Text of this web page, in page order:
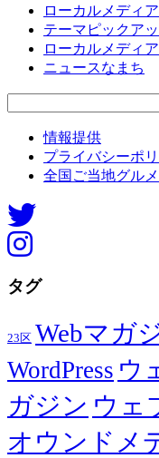
ローカルメディ
テーマピックア
ローカルメディ
ニュースなまち
情報提供
プライバシーポ
全国ご当地グル
タグ
23区 Webマガ
WordPress ウ
ガジン ウェ
オウンドメ